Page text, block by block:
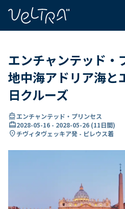
エンチャンテッド・
地中海アドリア海と
日クルーズ
directions_boatエンチャンテッド・プリンセス
card_travel2028-05-16 - 2028-05-26 (11日間)
location_onチヴィタヴェッキア発 - ピレウス着